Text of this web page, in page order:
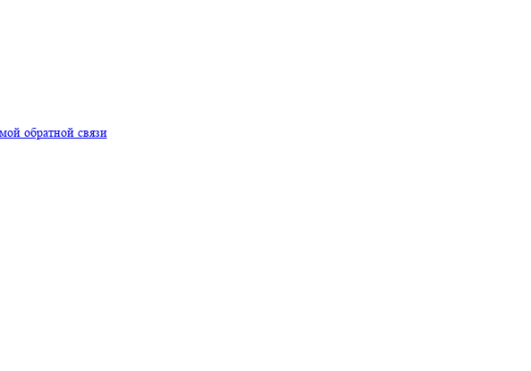
обратной связи